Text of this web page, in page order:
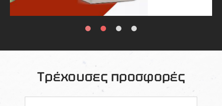
Τρέχουσες προσφορές